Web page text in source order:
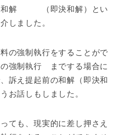
和解 （即決和解）とい
しました。
の強制執行をすることがで
強制執行 までする場合に
訴え提起前の和解（即決和
話しもしました。
ても、現実的に差し押さえ